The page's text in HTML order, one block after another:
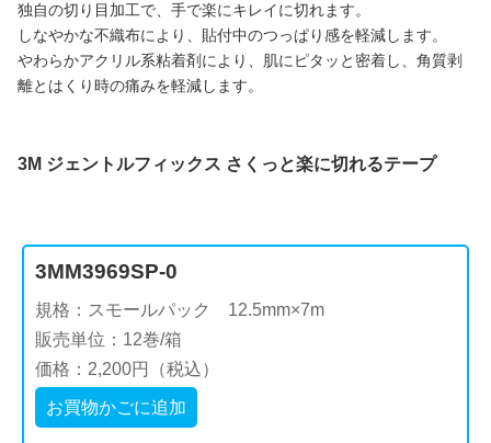
独自の切り目加工で、手で楽にキレイに切れます。
しなやかな不織布により、貼付中のつっぱり感を軽減します。
やわらかアクリル系粘着剤により、肌にピタッと密着し、角質剥
離とはくり時の痛みを軽減します。
3M ジェントルフィックス さくっと楽に切れるテープ
3MM3969SP-0
規格：スモールパック 12.5mm×7m
販売単位：12巻/箱
価格：2,200円（税込）
お買物かごに追加